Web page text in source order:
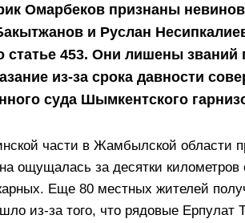
Омарбеков признаны
и Руслан
статье 453. Они лишены званий
из-за срока давности
суда Шымкентского
части в Жамбылской области
ощущалась за десятки
Еще 80 местных жителей
из-за того, что рядовые Ерпулат